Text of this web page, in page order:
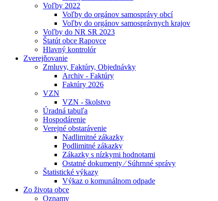
Voľby 2022
Voľby do orgánov samosprávy obcí
Voľby do orgánov samosprávnych krajov
Voľby do NR SR 2023
Štatút obce Rapovce
Hlavný kontrolór
Zverejňovanie
Zmluvy, Faktúry, Objednávky
Archiv - Faktúry
Faktúry 2026
VZN
VZN - školstvo
Úradná tabuľa
Hospodárenie
Verejné obstarávenie
Nadlimitné zákazky
Podlimitné zákazky
Zákazky s nízkymi hodnotami
Ostatné dokumenty ⁄ Súhrnné správy
Štatistické výkazy
Výkaz o komunálnom odpade
Zo života obce
Oznamy